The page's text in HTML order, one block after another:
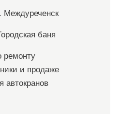
Междуреченск
баня
ремонту
и продаже
автокранов